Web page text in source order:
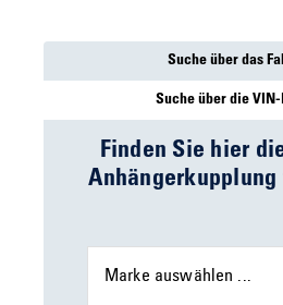
Suche über das
Suche über die
Finden Sie hier
Anhängerkupplung
Marke auswählen ...